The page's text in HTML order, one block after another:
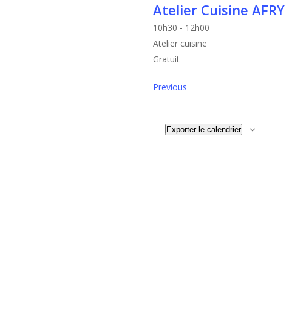
Atelier Cuisine AFRY
10h30 - 12h00
Atelier cuisine
Gratuit
PreviousÉvènements
Exporter le calendrier